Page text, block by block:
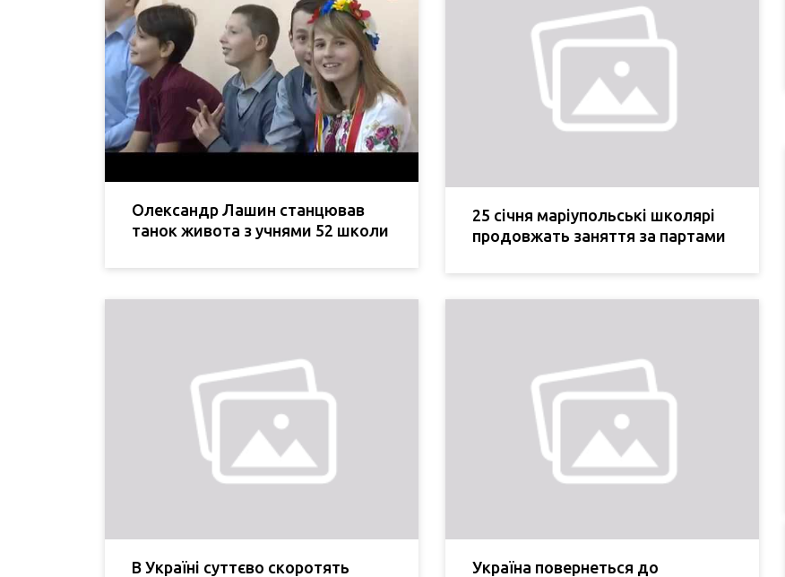
Олександр Лашин станцював
танок живота з учнями 52 школи
25 січня маріупольські школярі
продовжать заняття за партами
В Україні суттєво скоротять
Україна повернеться до